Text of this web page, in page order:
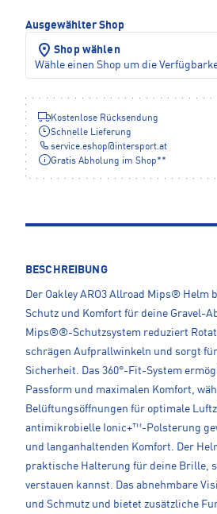
Ausgewählter Shop
Shop wählen
Wähle einen Shop um die
Kostenlose Rücksendung
Schnelle Lieferung
service.eshop@intersport.at
Gratis Abholung im Shop**
BESCHREIBUNG
Der Oakley ARO3 Allroad Mips®
Schutz und Komfort für deine Gravel-
Mips®®-Schutzsystem reduziert
schrägen Aufprallwinkeln und sorgt
Sicherheit. Das 360°-Fit-System
Passform und maximalen Komfort,
Belüftungsöffnungen für optimale
antimikrobielle Ionic+™-Polsterung
und langanhaltenden Komfort. Der
praktische Halterung für deine Brille,
verstauen kannst. Das abnehmbare
und Schmutz und bietet zusätzliche